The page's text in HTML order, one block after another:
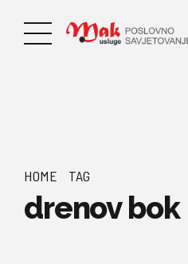
HOME TAG
drenov bok